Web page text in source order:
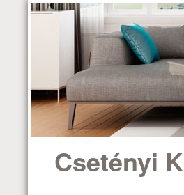
Csetényi